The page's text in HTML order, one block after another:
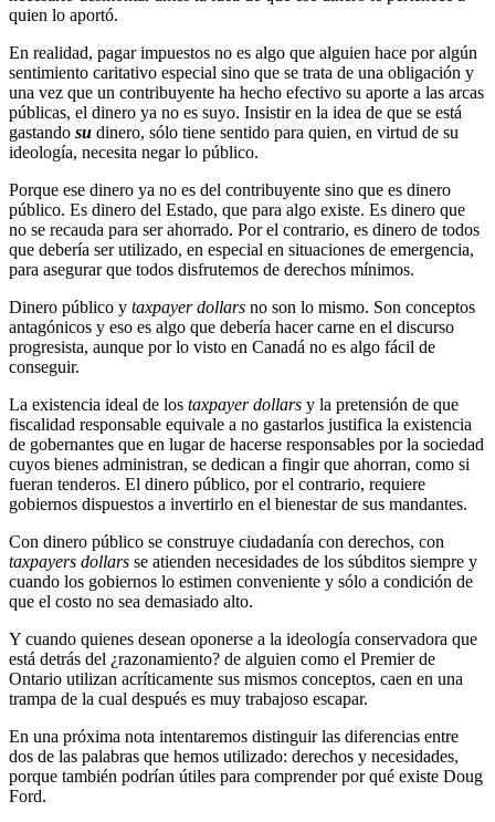
quien lo aportó.
En realidad, pagar impuestos no es algo que alguien hace por algún
sentimiento caritativo especial sino que se trata de una obligación y
una vez que un contribuyente ha hecho efectivo su aporte a las arcas
públicas, el dinero ya no es suyo. Insistir en la idea de que se está
gastando su dinero, sólo tiene sentido para quien, en virtud de su
ideología, necesita negar lo público.
Porque ese dinero ya no es del contribuyente sino que es dinero
público. Es dinero del Estado, que para algo existe. Es dinero que
no se recauda para ser ahorrado. Por el contrario, es dinero de todos
que debería ser utilizado, en especial en situaciones de emergencia,
para asegurar que todos disfrutemos de derechos mínimos.
Dinero público y taxpayer dollars no son lo mismo. Son conceptos
antagónicos y eso es algo que debería hacer carne en el discurso
progresista, aunque por lo visto en Canadá no es algo fácil de
conseguir.
La existencia ideal de los taxpayer dollars y la pretensión de que
fiscalidad responsable equivale a no gastarlos justifica la existencia
de gobernantes que en lugar de hacerse responsables por la sociedad
cuyos bienes administran, se dedican a fingir que ahorran, como si
fueran tenderos. El dinero público, por el contrario, requiere
gobiernos dispuestos a invertirlo en el bienestar de sus mandantes.
Con dinero público se construye ciudadanía con derechos, con
taxpayers dollars se atienden necesidades de los súbditos siempre y
cuando los gobiernos lo estimen conveniente y sólo a condición de
que el costo no sea demasiado alto.
Y cuando quienes desean oponerse a la ideología conservadora que
está detrás del ¿razonamiento? de alguien como el Premier de
Ontario utilizan acríticamente sus mismos conceptos, caen en una
trampa de la cual después es muy trabajoso escapar.
En una próxima nota intentaremos distinguir las diferencias entre
dos de las palabras que hemos utilizado: derechos y necesidades,
porque también podrían útiles para comprender por qué existe Doug
Ford.